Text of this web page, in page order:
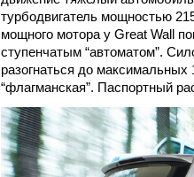
турбодвигатель мощностью
мощного мотора у Great Wall
ступенчатым “автоматом”.
разогнаться до
“флагманская”. Паспортный